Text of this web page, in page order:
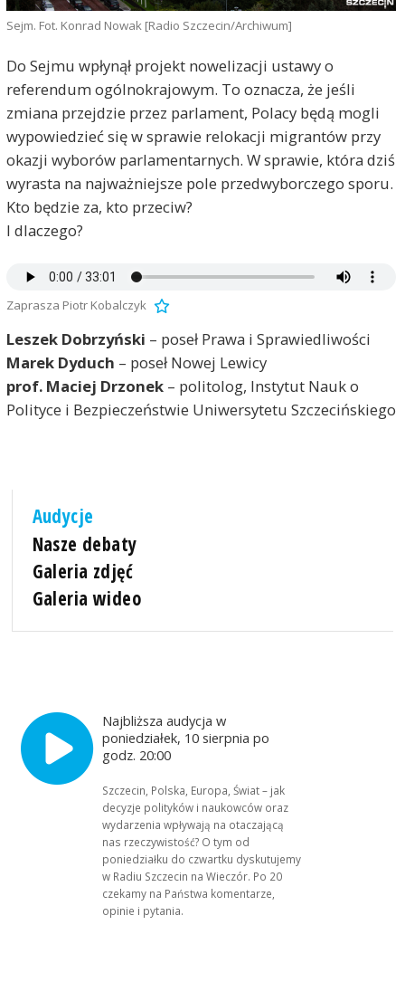
Sejm. Fot. Konrad Nowak [Radio Szczecin/Archiwum]
Do Sejmu wpłynął projekt nowelizacji ustawy o
referendum ogólnokrajowym. To oznacza, że jeśli
zmiana przejdzie przez parlament, Polacy będą mogli
wypowiedzieć się w sprawie relokacji migrantów przy
okazji wyborów parlamentarnych. W sprawie, która dziś
wyrasta na najważniejsze pole przedwyborczego sporu.
Kto będzie za, kto przeciw?
I dlaczego?
Zaprasza Piotr Kobalczyk
Leszek Dobrzyński – poseł Prawa i Sprawiedliwości
Marek Dyduch – poseł Nowej Lewicy
prof. Maciej Drzonek– politolog, Instytut Nauk o
Polityce i Bezpieczeństwie Uniwersytetu Szczecińskiego
Audycje
Nasze debaty
Galeria zdjęć
Galeria wideo
Najbliższa audycja w
poniedziałek, 10 sierpnia po
godz. 20:00
Szczecin, Polska, Europa, Świat – jak
decyzje polityków i naukowców oraz
wydarzenia wpływają na otaczającą
nas rzeczywistość? O tym od
poniedziałku do czwartku dyskutujemy
w Radiu Szczecin na Wieczór. Po 20
czekamy na Państwa komentarze,
opinie i pytania.